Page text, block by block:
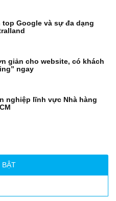
top Google và sự đa dạng
giản cho website, có khách
ngay
nghiệp lĩnh vực Nhà hàng
BẬT